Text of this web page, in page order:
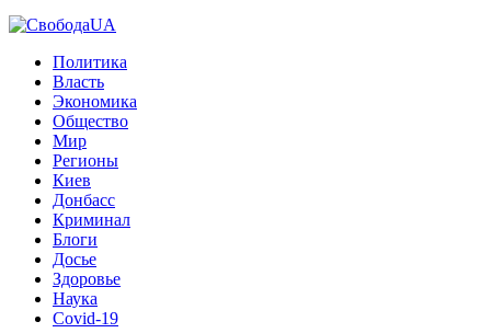
Политика
Власть
Экономика
Общество
Мир
Регионы
Киев
Донбасс
Криминал
Блоги
Досье
Здоровье
Наука
Covid-19